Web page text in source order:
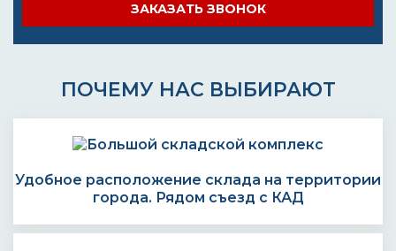
ЗАКАЗАТЬ ЗВОНОК
ПОЧЕМУ НАС ВЫБИРАЮТ
Удобное расположение склада на территории
города. Рядом съезд с КАД